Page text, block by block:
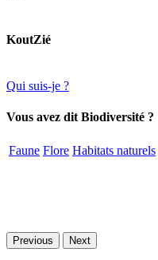
KoutZié
Qui suis-je ?
Vous avez dit Biodiversité ?
Faune Flore Habitats naturels
Previous Next